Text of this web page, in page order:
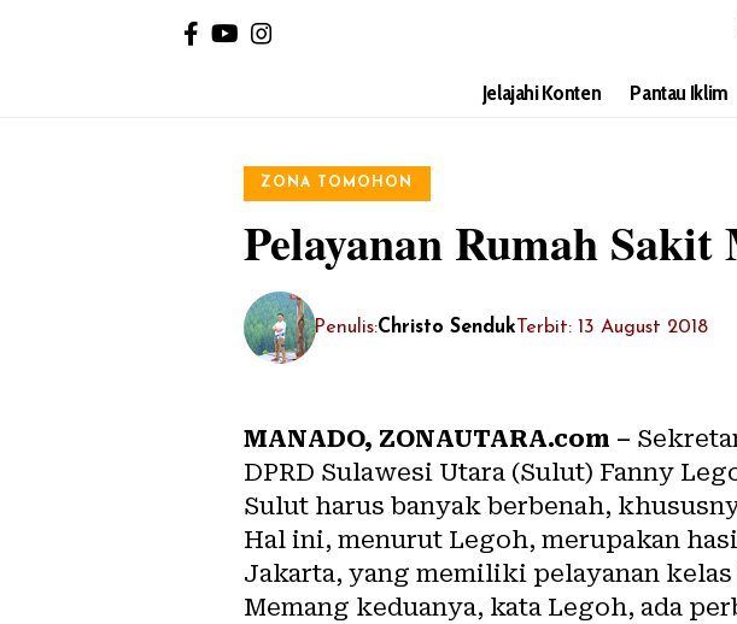
Jelajahi Konten Pantau Iklim
ZONA TOMOHON
Pelayanan Rumah
Penulis:Christo Senduk Terbit: 13 August 2018
MANADO, ZONAUTARA.com –
DPRD Sulawesi Utara (Sulut) Fanny
Sulut harus banyak berbenah,
Hal ini, menurut Legoh, merupakan
Jakarta, yang memiliki pelayanan
Memang keduanya, kata Legoh, ada